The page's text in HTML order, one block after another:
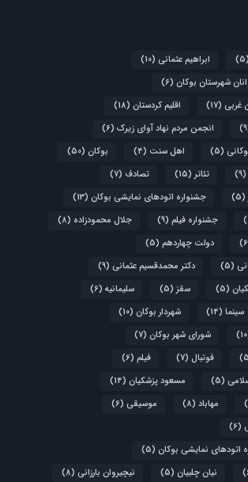
(5) ابراهیم عثمانی (10)
شهرستان بوکان (6)
غربی (17) اقلیم کردستان (18)
انجمن مردم نهاد آوای زیرک (6)
(5) اهل سنت (4) بوکان (50)
(9) تئاتر (15) تصادف (7)
(5) جشنواره اتودهای نمایشی بوکان (13)
جشنواره فیلم (9) جلال محمودزاده (8)
دولت چهاردهم (5)
(5) دکتر محمدقسیم عثمانی (9)
(5) سقز (5) سلیمانیه (6)
سینما (14) شهردار بوکان (10)
شورای شهر بوکان (7)
فوتبال (7) فیلم (6)
(5) مسعود پزشکیان (14)
مهاباد (8) موسیقی (6)
(6)
اتودهای نمایشی بوکان (5)
نیان چلبیان (5) نیچیروان بارزانی (8)